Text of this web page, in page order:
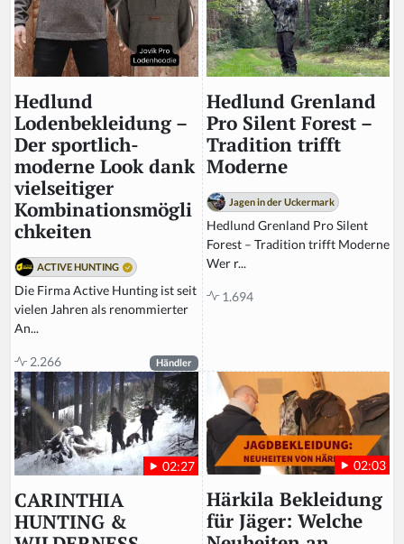
Hedlund
Lodenbekleidung –
Der sportlich-
moderne Look dank
vielseitiger
Kombinationsmögli
chkeiten
ACTIVE HUNTING
Die Firma Active Hunting ist seit
vielen Jahren als renommierter
An...
2.266 Händler
Hedlund Grenland
Pro Silent Forest –
Tradition trifft
Moderne
Jagen in der Uckermark
Hedlund Grenland Pro Silent
Forest – Tradition trifft Moderne
Wer r...
1.694
02:27
CARINTHIA
HUNTING &
02:03
Härkila Bekleidung
für Jäger: Welche